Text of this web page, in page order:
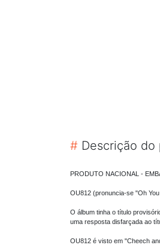
# Descrição do
PRODUTO NACIONAL -
OU812 (pronuncia-se "Oh
O álbum tinha o título
uma resposta disfarçada ao
OU812 é visto em "Cheech